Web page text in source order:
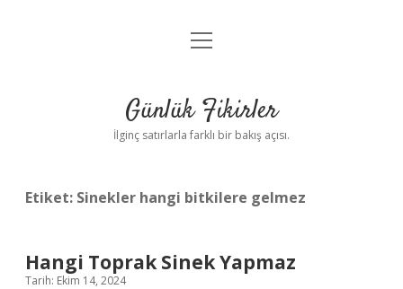
Anasayfa
Yasal Uyarı
menüyü
Günlük Fikirler
İlginç satırlarla farklı bir bakış açısı.
Etiket: Sinekler hangi bitkilere gelmez
Hangi Toprak Sinek Yapmaz
Tarih: Ekim 14, 2024